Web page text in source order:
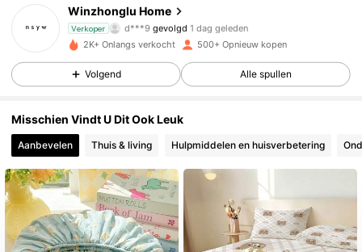
Winzhonglu Home
Verkoper 4***9 is aan het browsen
4.88
406 Volgers
4.88 406 Volgers
4.88 406 Volgers
2K+ Onlangs verkocht 500+ Opnieuw kopen
Volgend Alle spullen
Misschien Vindt U Dit Ook Leuk
Aanbevelen Thuis & living Hulpmiddelen en huisverbetering